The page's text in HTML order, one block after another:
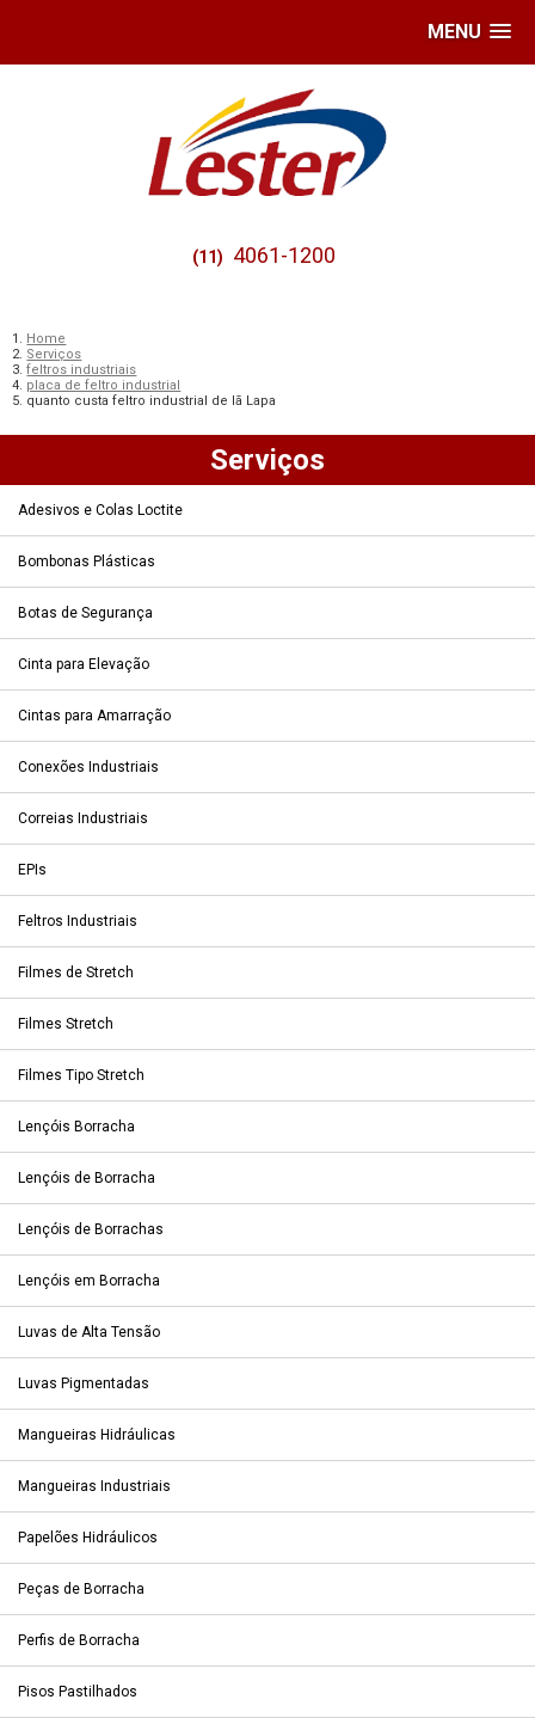
MENU
(11) 4061-1200
Home
Serviços
feltros industriais
placa de feltro industrial
quanto custa feltro industrial de lã Lapa
Serviços
Adesivos e Colas Loctite
Bombonas Plásticas
Botas de Segurança
Cinta para Elevação
Cintas para Amarração
Conexões Industriais
Correias Industriais
EPIs
Feltros Industriais
Filmes de Stretch
Filmes Stretch
Filmes Tipo Stretch
Lençóis Borracha
Lençóis de Borracha
Lençóis de Borrachas
Lençóis em Borracha
Luvas de Alta Tensão
Luvas Pigmentadas
Mangueiras Hidráulicas
Mangueiras Industriais
Papelões Hidráulicos
Peças de Borracha
Perfis de Borracha
Pisos Pastilhados